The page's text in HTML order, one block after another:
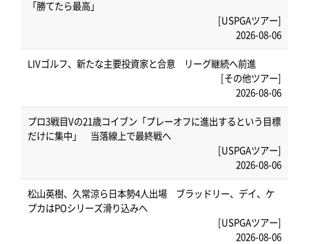
「勝てたら最高」
[USPGAツアー]
2026-08-06
LIVゴルフ、新たな主要投資家と合意 リーグ継続へ前進
[その他ツアー]
2026-08-06
プロ3戦目Vの21歳コイブン「プレーオフに進出するという目標
だけに集中」 当落線上で最終戦へ
[USPGAツアー]
2026-08-06
松山英樹、久常涼ら日本勢4人出場 ブラッドリー、デイ、ケ
プカはPOシリーズ滑り込みへ
[USPGAツアー]
2026-08-06